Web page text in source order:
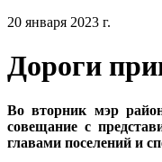
20 января 2023 г.
Дороги
Во вторник мэр
совещание с
главами поселений и